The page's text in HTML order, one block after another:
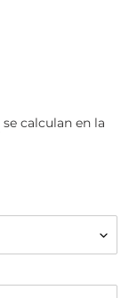
se calculan en la